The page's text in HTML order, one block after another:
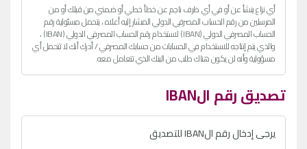
أي نزاع ينشأ عن أو في أي ظرف ناجم عن خطأ خطي أو ضمني من قبلك أو من
المرسلين من رقم الحساب المصرفي الدولي المشار إليه أعلاه ، يتحمل مسئولية رقم
الحساب المصرفي الدولي (IBAN) لاستخدام رقم الحساب المصرفي الدولي (IBAN) ،
والذي يتم إنتاجه للاستخدام في الحسابات من حسابك المصرفي / أدرك أنك لا تتحمل أي
مسؤولية وأنه لن يكون هناك طلب من البنك الذي تتعامل معه.
تصديق رقم الIBAN
يرجى إدخال رقم الIBAN للتصديق